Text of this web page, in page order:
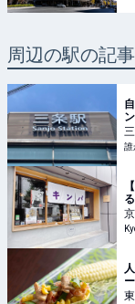
周辺の駅の記事
誰